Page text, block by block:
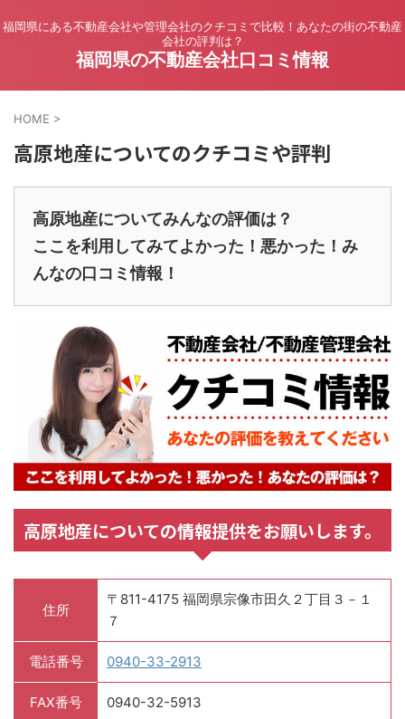
福岡県にある不動産会社や管理会社のクチコミで比較！あなたの街の不動産
会社の評判は？
福岡県の不動産会社口コミ情報
HOME >
高原地産についてのクチコミや評判
高原地産についてみんなの評価は？
ここを利用してみてよかった！悪かった！み
んなの口コミ情報！
高原地産についての情報提供をお願いします。
住所
〒811-4175 福岡県宗像市田久２丁目３－１
７
電話番号 0940-33-2913
FAX番号 0940-32-5913